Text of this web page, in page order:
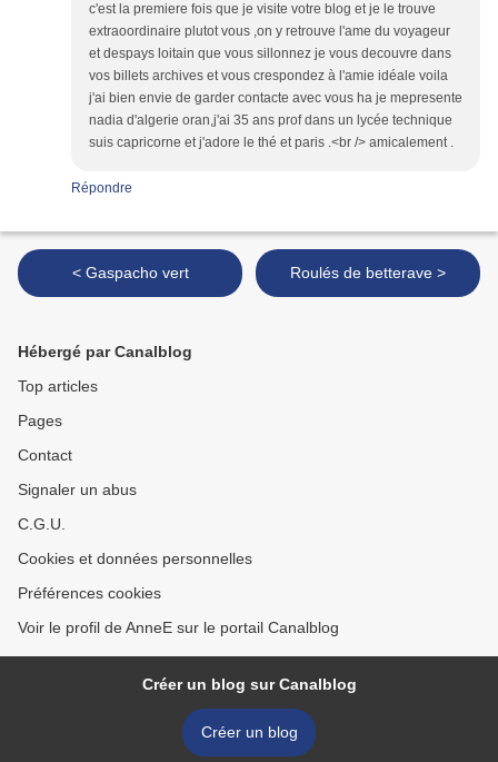
c'est la premiere fois que je visite votre blog et je le trouve
extraoordinaire plutot vous ,on y retrouve l'ame du voyageur
et despays loitain que vous sillonnez je vous decouvre dans
vos billets archives et vous crespondez à l'amie idéale voila
j'ai bien envie de garder contacte avec vous ha je mepresente
nadia d'algerie oran,j'ai 35 ans prof dans un lycée technique
suis capricorne et j'adore le thé et paris .<br /> amicalement .
Répondre
< Gaspacho vert Roulés de betterave >
Hébergé par Canalblog
Top articles
Pages
Contact
Signaler un abus
C.G.U.
Cookies et données personnelles
Préférences cookies
Voir le profil de AnneE sur le portail Canalblog
Créer un blog sur Canalblog
Créer un blog